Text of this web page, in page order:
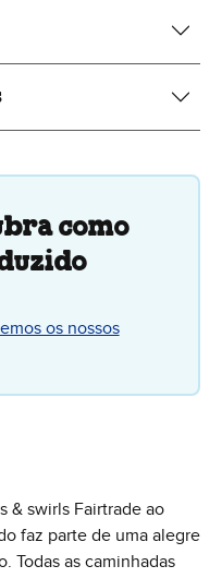
como
os nossos
& swirls Fairtrade ao
faz parte de uma alegre
Todas as caminhadas